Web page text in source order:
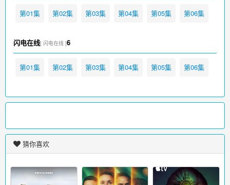
第01集 第02集 第03集 第04集 第05集 第06集
闪电在线[ 闪电在线 ]6
第01集 第02集 第03集 第04集 第05集 第06集
猜你喜欢